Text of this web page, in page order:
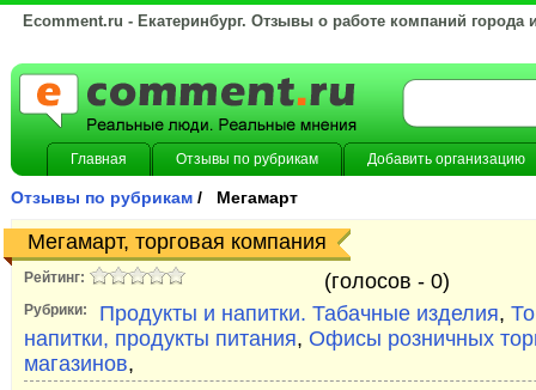
Ecomment.ru - Екатеринбург. Отзывы о работе компаний города
Главная Отзывы по рубрикам Добавить организацию
Отзывы по рубрикам / Мегамарт
Мегамарт, торговая компания
Рейтинг: (голосов - 0)
Рубрики: Продукты и напитки. Табачные изделия,
напитки, продукты питания, Офисы розничных
магазинов,